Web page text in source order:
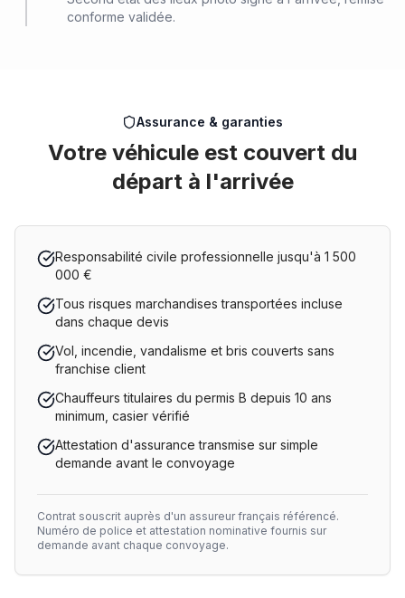
conforme validée.
Assurance & garanties
Votre véhicule est couvert du
départ à l'arrivée
Responsabilité civile professionnelle jusqu'à 1 500
000 €
Tous risques marchandises transportées incluse
dans chaque devis
Vol, incendie, vandalisme et bris couverts sans
franchise client
Chauffeurs titulaires du permis B depuis 10 ans
minimum, casier vérifié
Attestation d'assurance transmise sur simple
demande avant le convoyage
Contrat souscrit auprès d'un assureur français référencé.
Numéro de police et attestation nominative fournis sur
demande avant chaque convoyage.